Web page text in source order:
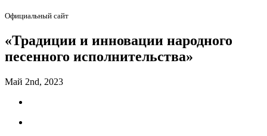
Официальный сайт
«Традиции и инновации народного
песенного исполнительства»
Май 2nd, 2023